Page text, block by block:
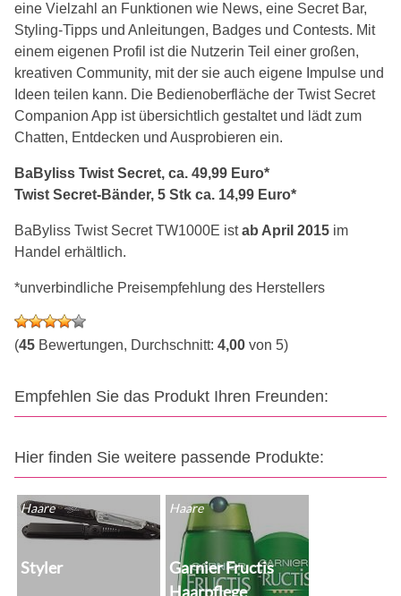
eine Vielzahl an Funktionen wie News, eine Secret Bar,
Styling-Tipps und Anleitungen, Badges und Contests. Mit
einem eigenen Profil ist die Nutzerin Teil einer großen,
kreativen Community, mit der sie auch eigene Impulse und
Ideen teilen kann. Die Bedienoberfläche der Twist Secret
Companion App ist übersichtlich gestaltet und lädt zum
Chatten, Entdecken und Ausprobieren ein.
BaByliss Twist Secret, ca. 49,99 Euro*
Twist Secret-Bänder, 5 Stk ca. 14,99 Euro*
BaByliss Twist Secret TW1000E istab April 2015 im
Handel erhältlich.
*unverbindliche Preisempfehlung des Herstellers
(45 Bewertungen, Durchschnitt: 4,00 von 5)
Empfehlen Sie das Produkt Ihren Freunden:
Hier finden Sie weitere passende Produkte:
Haare
Styler
Haare
Garnier Fructis
Haarpflege